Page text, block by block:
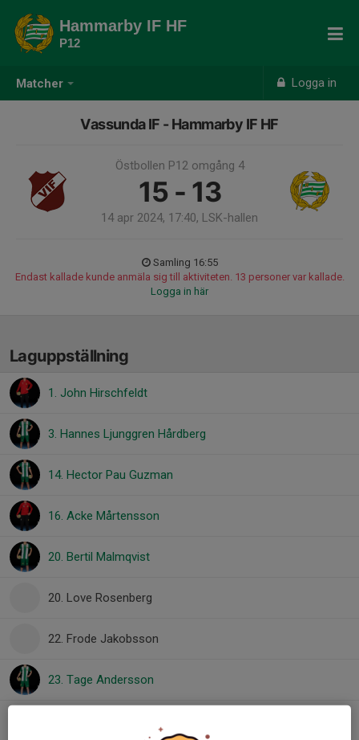
Matcher Logga in
Hammarby IF HF
P12
Vassunda IF - Hammarby IF HF
Östbollen P12 omgång 4
15 - 13
14 apr 2024, 17:40, LSK-hallen
Samling 16:55
Endast kallade kunde anmäla sig till aktiviteten. 13 personer var kallade.
Logga in här
Laguppställning
1. John Hirschfeldt
3. Hannes Ljunggren Hårdberg
14. Hector Pau Guzman
16. Acke Mårtensson
20. Bertil Malmqvist
20. Love Rosenberg
22. Frode Jakobsson
23. Tage Andersson